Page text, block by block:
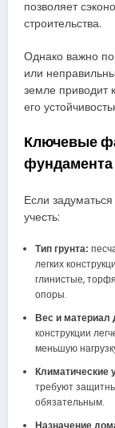
позволяет
строительства.
Однако важно
или
земле приводит
его
Ключевые
фундамента
Если
учесть:
Тип грунта:
легких
глинистые,
опоры.
Вес и материал
конструкции
меньшую
Климатические
требуют
обязательным.